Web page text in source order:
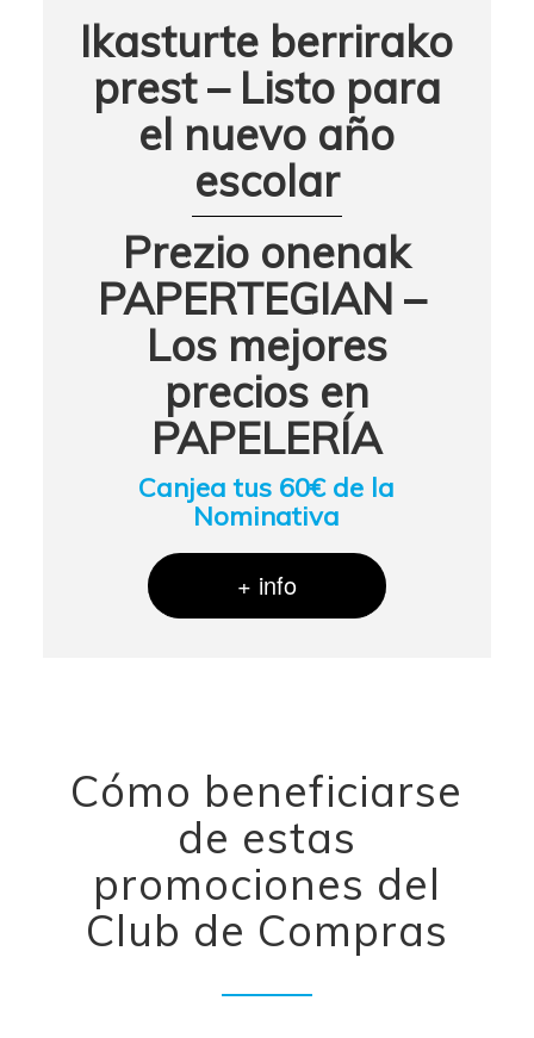
Ikasturte berrirako
prest – Listo para
el nuevo año
escolar
Prezio onenak
PAPERTEGIAN –
Los mejores
precios en
PAPELERÍA
Canjea tus 60€ de la
Nominativa
+ info
Cómo beneficiarse
de estas
promociones del
Club de Compras